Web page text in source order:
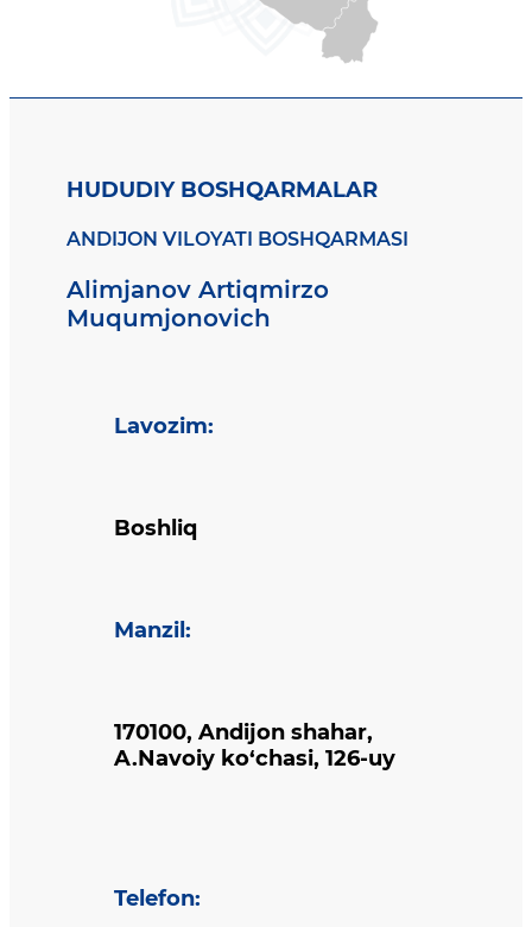
HUDUDIY BOSHQARMALAR
ANDIJON VILOYATI BOSHQARMASI
Alimjanov Artiqmirzo
Muqumjonovich
Lavozim:
Boshliq
Manzil :
170100, Andijon shahar,
A.Navoiy ko‘chasi, 126-uy
Telefon: